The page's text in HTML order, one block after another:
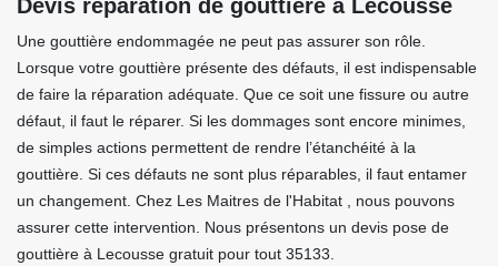
Devis réparation de gouttière à Lecousse
Une gouttière endommagée ne peut pas assurer son rôle.
Lorsque votre gouttière présente des défauts, il est indispensable
de faire la réparation adéquate. Que ce soit une fissure ou autre
défaut, il faut le réparer. Si les dommages sont encore minimes,
de simples actions permettent de rendre l’étanchéité à la
gouttière. Si ces défauts ne sont plus réparables, il faut entamer
un changement. Chez Les Maitres de l'Habitat , nous pouvons
assurer cette intervention. Nous présentons un devis pose de
gouttière à Lecousse gratuit pour tout 35133.